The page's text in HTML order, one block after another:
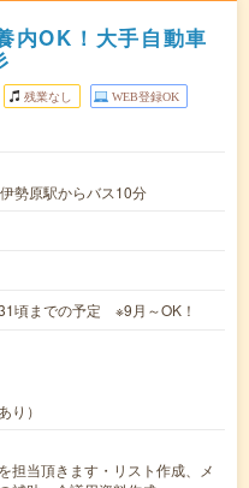
内OK！大手自動車
残業なし WEB登録OK
勢原駅からバス10分
頃までの予定 ※9月～OK！
り）
担当頂きます・リスト作成、メ